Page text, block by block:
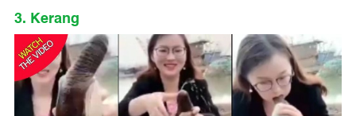
3. Kerang